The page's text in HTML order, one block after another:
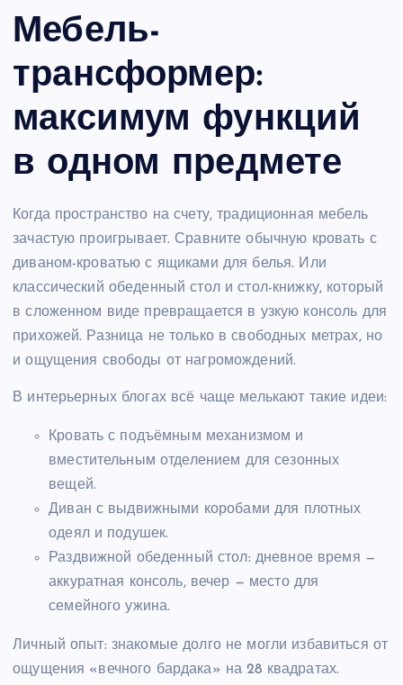
Мебель-
трансформер:
максимум функций
в одном предмете
Когда пространство на счету, традиционная мебель
зачастую проигрывает. Сравните обычную кровать с
диваном-кроватью с ящиками для белья. Или
классический обеденный стол и стол-книжку, который
в сложенном виде превращается в узкую консоль для
прихожей. Разница не только в свободных метрах, но
и ощущения свободы от нагромождений.
В интерьерных блогах всё чаще мелькают такие идеи:
Кровать с подъёмным механизмом и
вместительным отделением для сезонных
вещей.
Диван с выдвижными коробами для плотных
одеял и подушек.
Раздвижной обеденный стол: дневное время —
аккуратная консоль, вечер — место для
семейного ужина.
Личный опыт: знакомые долго не могли избавиться от
ощущения «вечного бардака» на 28 квадратах.